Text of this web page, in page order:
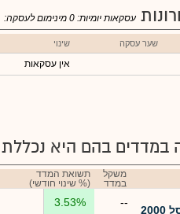
עסקאות יומיות: 0 מינימום לעסקה:
שער עסקה שינוי
אין עסקאות
במדדים בהם היא נכללת
משקל
במדד
תשואת המדד
(% שינוי חודשי)
--
3.53%